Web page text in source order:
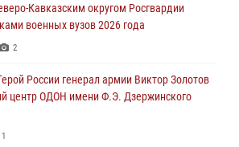
травматическим пистолетом
Кавказским округом Росгвардии
военных вузов 2026 года
2
России генерал армии Виктор Золотов
центр ОДОН имени Ф.Э. Дзержинского
1